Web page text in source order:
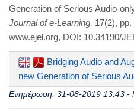
Generation of Serious Audio-
Journal of e-Learning, 17(2),
www.ejel.org, DOI: 10.34190/
Bridging Audio and
new Generation of Serious
Ενημέρωση: 31-08-2019 13:43 -